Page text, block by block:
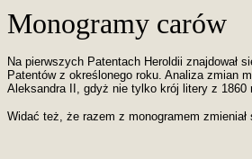
Monogramy carów
Na pierwszych Patentach Heroldii znajdował
Patentów z określonego roku. Analiza zmian
Aleksandra II, gdyż nie tylko krój litery z 1860
Widać też, że razem z monogramem